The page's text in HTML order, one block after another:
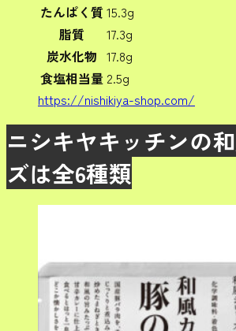
たんぱく質 15.3g
脂質
17.3g
炭水化物 17.8g
食塩相当量 2.5g
https://nishikiya-shop.com/
ニシキヤキッチンの
ズは全6種類